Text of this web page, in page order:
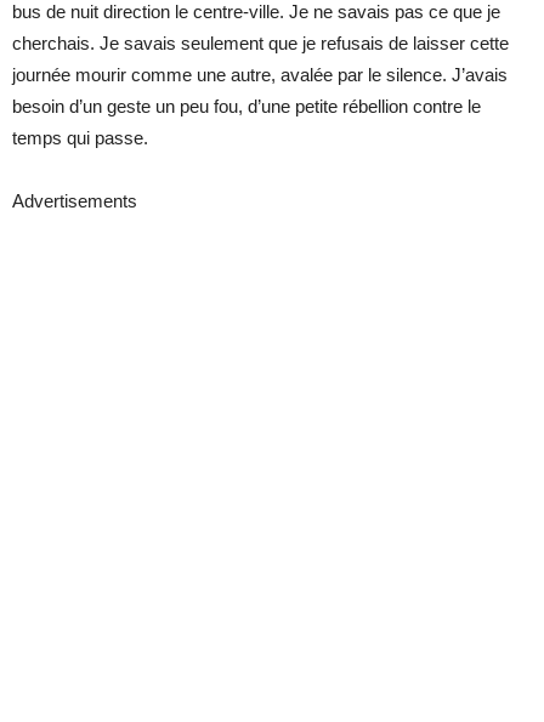
bus de nuit direction le centre-ville. Je ne savais pas ce que je
cherchais. Je savais seulement que je refusais de laisser cette
journée mourir comme une autre, avalée par le silence. J’avais
besoin d’un geste un peu fou, d’une petite rébellion contre le
temps qui passe.
Advertisements